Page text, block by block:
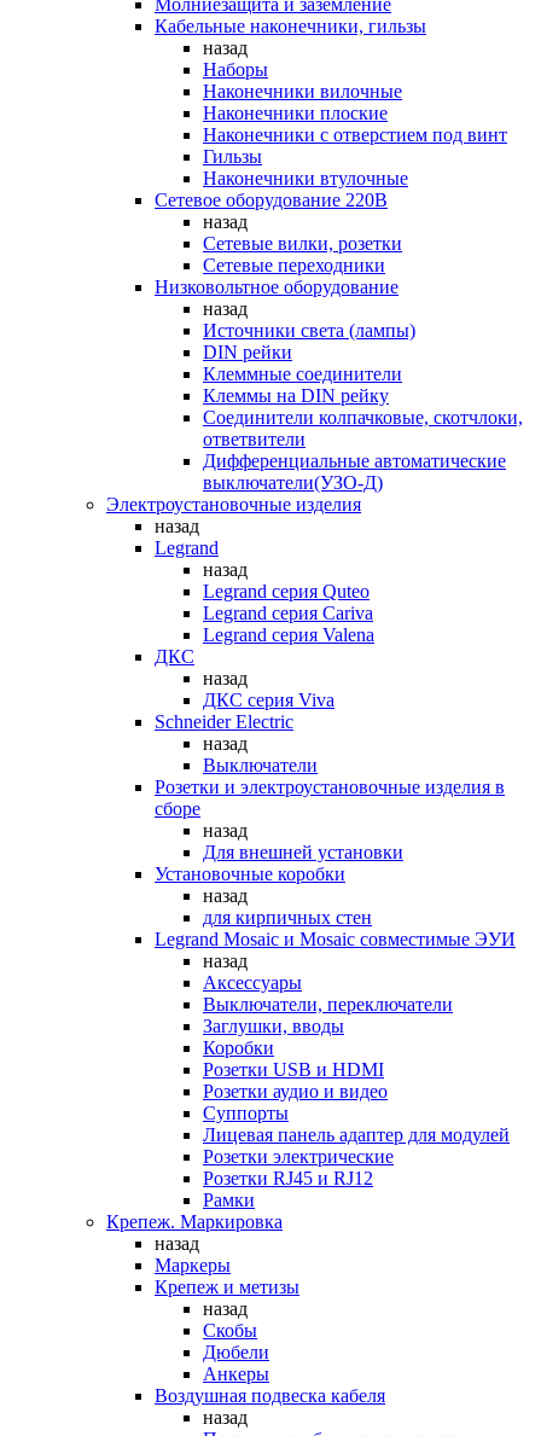
Молниезащита и заземление
Кабельные наконечники, гильзы
назад
Наборы
Наконечники вилочные
Наконечники плоские
Наконечники с отверстием под винт
Гильзы
Наконечники втулочные
Сетевое оборудование 220В
назад
Сетевые вилки, розетки
Сетевые переходники
Низковольтное оборудование
назад
Источники света (лампы)
DIN рейки
Клеммные соединители
Клеммы на DIN рейку
Соединители колпачковые, скотчлоки,
ответвители
Дифференциальные автоматические
выключатели(УЗО-Д)
Электроустановочные изделия
назад
Legrand
назад
Legrand серия Quteo
Legrand серия Cariva
Legrand серия Valena
ДКС
назад
ДКС серия Viva
Schneider Electric
назад
Выключатели
Розетки и электроустановочные изделия в
сборе
назад
Для внешней установки
Установочные коробки
назад
для кирпичных стен
Legrand Mosaic и Mosaic совместимые ЭУИ
назад
Аксессуары
Выключатели, переключатели
Заглушки, вводы
Коробки
Розетки USB и HDMI
Розетки аудио и видео
Суппорты
Лицевая панель адаптер для модулей
Розетки электрические
Розетки RJ45 и RJ12
Рамки
Крепеж. Маркировка
назад
Маркеры
Крепеж и метизы
назад
Скобы
Дюбели
Анкеры
Воздушная подвеска кабеля
назад